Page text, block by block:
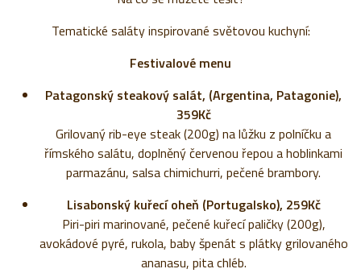
Tematické saláty inspirované světovou kuchyní:
Festivalové menu
Patagonský steakový salát, (Argentina, Patagonie),
359Kč
Grilovaný rib-eye steak (200g) na lůžku z polníčku a
římského salátu, doplněný červenou řepou a hoblinkami
parmazánu, salsa chimichurri, pečené brambory.
Lisabonský kuřecí oheň (Portugalsko), 259Kč
Piri-piri marinované, pečené kuřecí paličky (200g),
avokádové pyré, rukola, baby špenát s plátky grilovaného
ananasu, pita chléb.